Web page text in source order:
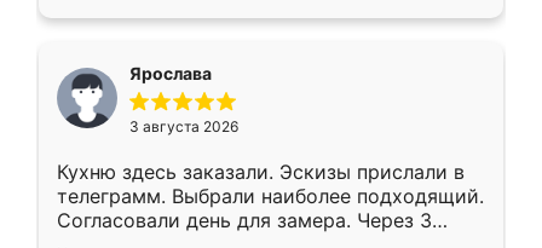
Ярослава
3 августа 2026
Кухню здесь заказали. Эскизы прислали в
телеграмм. Выбрали наиболее подходящий.
Согласовали день для замера. Через 3